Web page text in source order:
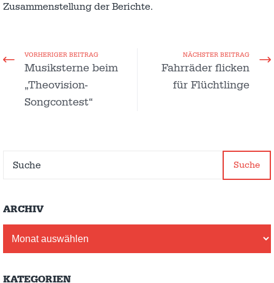
Zusammenstellung der Berichte.
VORHERIGER BEITRAG
Musiksterne beim
„Theovision-
Songcontest“
NÄCHSTER BEITRAG
Fahrräder flicken
für Flüchtlinge
Suche
ARCHIV
KATEGORIEN